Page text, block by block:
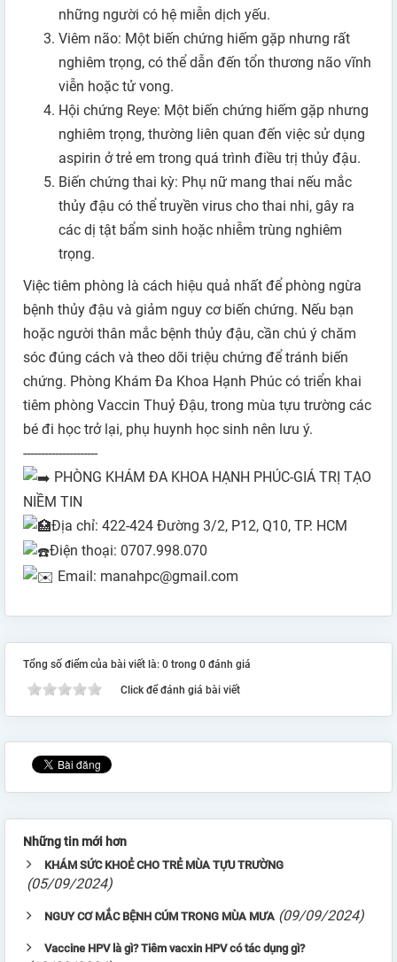
những người có hệ miễn dịch yếu.
Viêm não: Một biến chứng hiếm gặp nhưng rất
nghiêm trọng, có thể dẫn đến tổn thương não vĩnh
viễn hoặc tử vong.
Hội chứng Reye: Một biến chứng hiếm gặp nhưng
nghiêm trọng, thường liên quan đến việc sử dụng
aspirin ở trẻ em trong quá trình điều trị thủy đậu.
Biến chứng thai kỳ: Phụ nữ mang thai nếu mắc
thủy đậu có thể truyền virus cho thai nhi, gây ra
các dị tật bẩm sinh hoặc nhiễm trùng nghiêm
trọng.
Việc tiêm phòng là cách hiệu quả nhất để phòng ngừa
bệnh thủy đậu và giảm nguy cơ biến chứng. Nếu bạn
hoặc người thân mắc bệnh thủy đậu, cần chú ý chăm
sóc đúng cách và theo dõi triệu chứng để tránh biến
chứng. Phòng Khám Đa Khoa Hạnh Phúc có triển khai
tiêm phòng Vaccin Thuỷ Đậu, trong mùa tựu trường các
bé đi học trở lại, phụ huynh học sinh nên lưu ý.
---------------------
PHÒNG KHÁM ĐA KHOA HẠNH PHÚC-GIÁ TRỊ TẠO
NIỀM TIN
Địa chỉ: 422-424 Đường 3/2, P12, Q10, TP. HCM
Điện thoại: 0707.998.070
Email: manahpc@gmail.com
Tổng số điểm của bài viết là: 0 trong 0 đánh giá
Click để đánh giá bài viết
Những tin mới hơn
KHÁM SỨC KHOẺ CHO TRẺ MÙA TỰU TRƯỜNG
(05/09/2024)
NGUY CƠ MẮC BỆNH CÚM TRONG MÙA MƯA (09/09/2024)
Vaccine HPV là gì? Tiêm vacxin HPV có tác dụng gì?